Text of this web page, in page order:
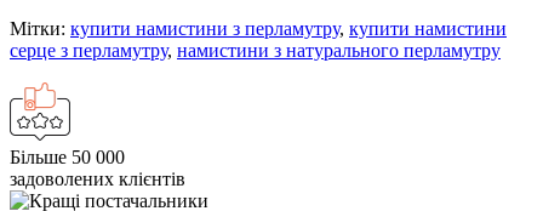
Мітки: купити намистини з перламутру, купити намистини
серце з перламутру, намистини з натурального перламутру
Більше 50 000
задоволених клієнтів